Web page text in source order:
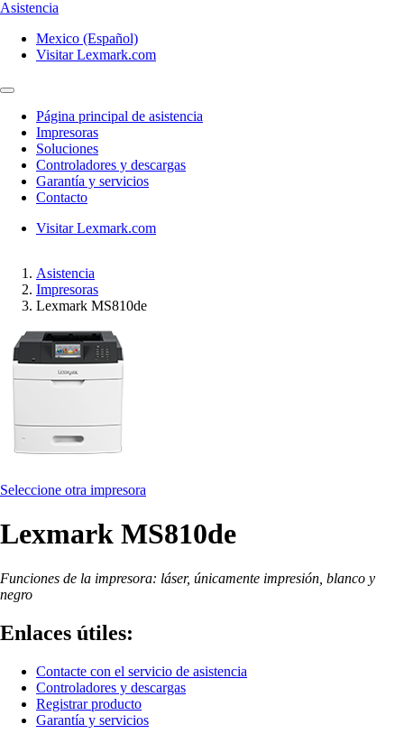
Asistencia
Mexico (Español)
Visitar Lexmark.com
Página principal de asistencia
Impresoras
Soluciones
Controladores y descargas
Garantía y servicios
Contacto
Visitar Lexmark.com
Asistencia
Impresoras
Lexmark MS810de
Seleccione otra impresora
Lexmark MS810de
Funciones de la impresora: láser, únicamente impresión, blanco y
negro
Enlaces útiles:
Contacte con el servicio de asistencia
Controladores y descargas
Registrar producto
Garantía y servicios